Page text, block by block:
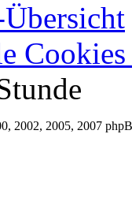
Cookies
2002, 2005, 2007